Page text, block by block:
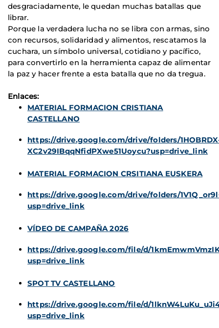
desgraciadamente, le quedan muchas batallas que
librar.
Porque la verdadera lucha no se libra con armas, sino
con recursos, solidaridad y alimentos, rescatamos la
cuchara, un símbolo universal, cotidiano y pacífico,
para convertirlo en la herramienta capaz de alimentar
la paz y hacer frente a esta batalla que no da tregua.
Enlaces:
MATERIAL FORMACION CRISTIANA
CASTELLANO
https://drive.google.com/drive/folders/
XC2v29IBqqNfidPXwe51Uoycu?usp=drive_link
MATERIAL FORMACION CRSITIANA EUSKERA
https://drive.google.com/drive/folders/
usp=drive_link
VÍDEO DE CAMPAÑA 2026
https://drive.google.com/file/d/
usp=drive_link
SPOT TV CASTELLANO
https://drive.google.com/file/d/
usp=drive_link